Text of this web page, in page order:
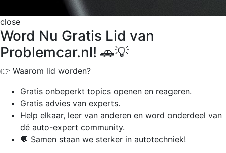
close
Word Nu Gratis Lid van
Problemcar.nl! 🚗💡
👉 Waarom lid worden?
Gratis onbeperkt topics openen en reageren.
Gratis advies van experts.
Help elkaar, leer van anderen en word onderdeel van
dé auto-expert community.
💬 Samen staan we sterker in autotechniek!